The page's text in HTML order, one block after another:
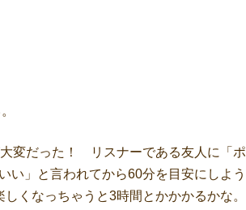
変だった！ リスナーである友人に「ポ
い」と言われてから60分を目安にしよう
くなっちゃうと3時間とかかかるかな。